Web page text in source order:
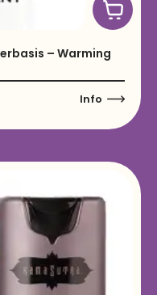
– Warming
Info